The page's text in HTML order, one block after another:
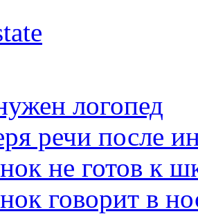
логопед
речи после
не готов к
говорит в